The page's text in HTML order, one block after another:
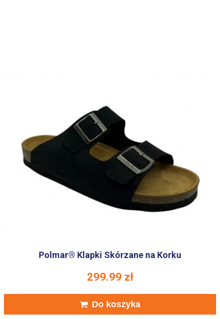
Polmar® Klapki Skórzane na Korku
299.99 zł
Do koszyka